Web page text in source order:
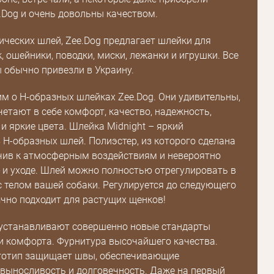
и очень довольны качеством.
шлей, Zee.Dog предлагает шлейки для
ошейники, поводки, миски, лежанки и игрушки. Все
привезли в Украину.
о Н-образных шлейках Zee.Dog. Они удивительны,
в себе комфорт, качество, надежность,
яркие цвета. Шлейка Midnight – яркий
Н-образных шлей. Полиэстер, из которого сделана
к атмосферным воздействиям и невероятно
и уходе. Шлей можно полностью отрегулировать в
телом вашей собаки. Регулируется до следующего
подходит для растущих щенков!
совершенно новые стандарты
комфорта. Фурнитура высочайшего качества.
защищает швы, обеспечивающие
и долговечность. Даже на первый